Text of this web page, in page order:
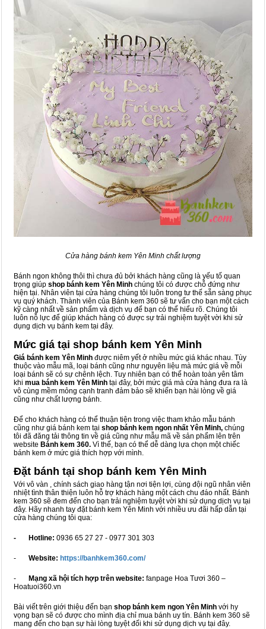
Cửa hàng bánh kem Yên Minh chất lượng
Bánh ngon không thôi thì chưa đủ bởi khách hàng cũng là yếu tố quan
trọng giúp shop bánh kem Yên Minh chúng tôi có được chỗ đứng như
hiện tại. Nhân viên tại cửa hàng chúng tôi luôn trong tư thế sẵn sàng phục
vụ quý khách. Thành viên của Bánh kem 360 sẽ tư vấn cho bạn một cách
kỹ càng nhất về sản phẩm và dịch vụ để bạn có thể hiểu rõ. Chúng tôi
luôn nỗ lực để giúp khách hàng có được sự trải nghiệm tuyệt vời khi sử
dụng dịch vụ bánh kem tại đây.
Mức giá tại shop bánh kem Yên Minh
Giá bánh kem Yên Minh được niêm yết ở nhiều mức giá khác nhau. Tùy
thuộc vào mẫu mã, loại bánh cũng như nguyên liệu mà mức giá về mỗi
loại bánh sẽ có sự chênh lệch. Tuy nhiên bạn có thể hoàn toàn yên tâm
khi mua bánh kem Yên Minh tại đây, bởi mức giá mà cửa hàng đưa ra là
vô cùng mềm mỏng cạnh tranh đảm bảo sẽ khiến bạn hài lòng về giá
cũng như chất lượng bánh.
Để cho khách hàng có thể thuận tiện trong việc tham khảo mẫu bánh
cũng như giá bánh kem tại shop bánh kem ngon nhất Yên Minh, chúng
tôi đã đăng tải thông tin về giá cũng như mẫu mã về sản phẩm lên trên
website Bánh kem 360. Vì thế, bạn có thể dễ dàng lựa chọn một chiếc
bánh kem ở mức giá thích hợp với mình.
Đặt bánh tại shop bánh kem Yên Minh
Với vô vàn , chính sách giao hàng tận nơi tiện lợi, cùng đội ngũ nhân viên
nhiệt tình thân thiện luôn hỗ trợ khách hàng một cách chu đáo nhất. Bánh
kem 360 sẽ đem đến cho bạn trải nghiệm tuyệt vời khi sử dụng dịch vụ tại
đây. Hãy nhanh tay đặt bánh kem Yên Minh với nhiều ưu đãi hấp dẫn tại
cửa hàng chúng tôi qua:
- Hotline: 0936 65 27 27 - 0977 301 303
- Website: https://banhkem360.com/
- Mạng xã hội tích hợp trên website: fanpage Hoa Tươi 360 –
Hoatuoi360.vn
Bài viết trên giới thiệu đến bạn shop bánh kem ngon Yên Minh với hy
vọng bạn sẽ có được cho mình địa chỉ mua bánh uy tín. Bánh kem 360 sẽ
mang đến cho bạn sự hài lòng tuyệt đối khi sử dụng dịch vụ tại đây.